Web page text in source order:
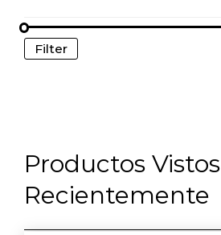
Filter
Productos Vistos
Recientemente